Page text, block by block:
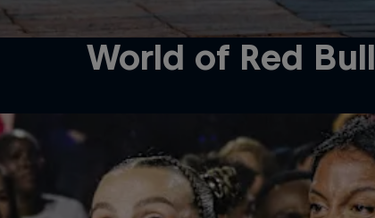
World of Red Bull